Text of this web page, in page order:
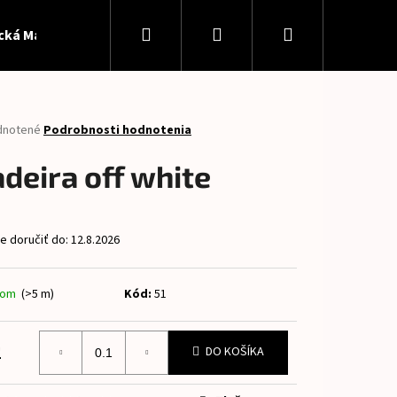
Madeira Softshell Patent Panely
Hľadať PrihlásenieNákupný
Podrobnosti hodnotenia
off white
doručiť do: 12.8.2026
(>5 m) Kód: 51
DO KOŠÍKA